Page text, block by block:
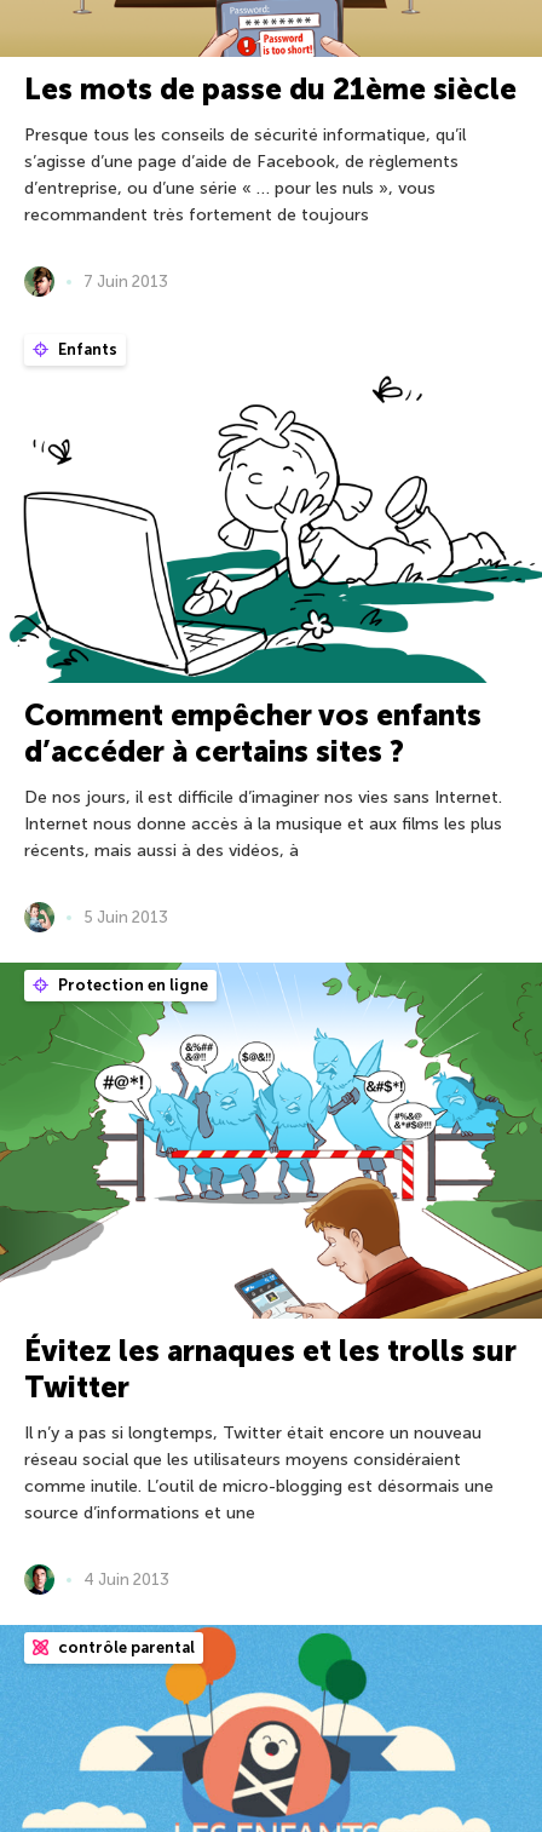
Les mots de passe du 21ème siècle
Presque tous les conseils de sécurité informatique, qu’il
s’agisse d’une page d’aide de Facebook, de règlements
d’entreprise, ou d’une série « … pour les nuls », vous
recommandent très fortement de toujours
7 Juin 2013
Enfants
Comment empêcher vos enfants
d’accéder à certains sites ?
De nos jours, il est difficile d’imaginer nos vies sans Internet.
Internet nous donne accès à la musique et aux films les plus
récents, mais aussi à des vidéos, à
5 Juin 2013
Protection en ligne
Évitez les arnaques et les trolls sur
Twitter
Il n’y a pas si longtemps, Twitter était encore un nouveau
réseau social que les utilisateurs moyens considéraient
comme inutile. L’outil de micro-blogging est désormais une
source d’informations et une
4 Juin 2013
contrôle parental